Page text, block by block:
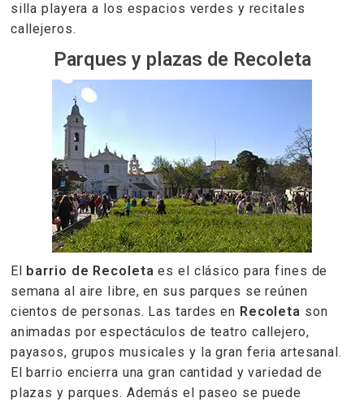
silla playera a los espacios verdes y recitales
callejeros.
Parques y plazas de Recoleta
El barrio de Recoleta es el clásico para fines de
semana al aire libre, en sus parques se reúnen
cientos de personas. Las tardes en Recoleta son
animadas por espectáculos de teatro callejero,
payasos, grupos musicales y la gran feria artesanal.
El barrio encierra una gran cantidad y variedad de
plazas y parques. Además el paseo se puede